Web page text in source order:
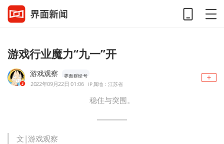
游戏行业魔力“九一”开
游戏观察 界面财经号
2022年09月22日 01:06 IP属地：江苏省
稳住与突围。
文|游戏观察